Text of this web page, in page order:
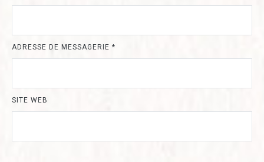
ADRESSE DE MESSAGERIE *
SITE WEB